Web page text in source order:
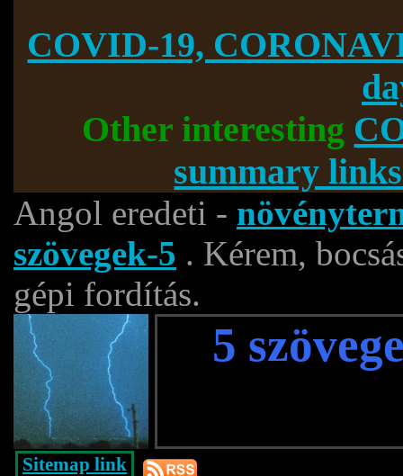
COVID-19,
Other interesting
summary
Angol eredeti -
szövegek-5 . Kérem,
gépi fordítás.
5
Sitemap link